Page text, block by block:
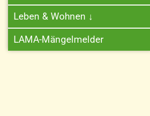
Leben & Wohnen ↓
LAMA-Mängelmelder